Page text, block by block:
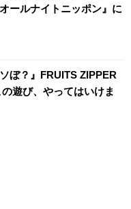
ールナイトニッポン』に
ぼ？』FRUITS ZIPPER
遊び、やってはいけま